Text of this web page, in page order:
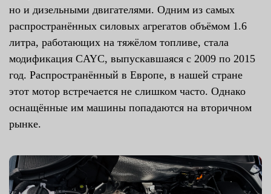
но и дизельными двигателями. Одним из самых
распространённых силовых агрегатов объёмом 1.6
литра, работающих на тяжёлом топливе, стала
модификация CAYC, выпускавшаяся с 2009 по 2015
год. Распространённый в Европе, в нашей стране
этот мотор встречается не слишком часто. Однако
оснащённые им машины попадаются на вторичном
рынке.